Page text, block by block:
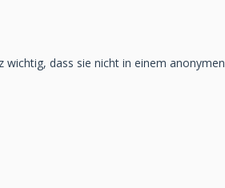
dass sie nicht in einem